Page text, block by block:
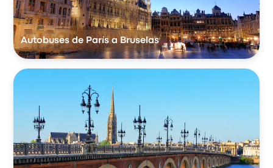
Autobuses de París a Bruselas